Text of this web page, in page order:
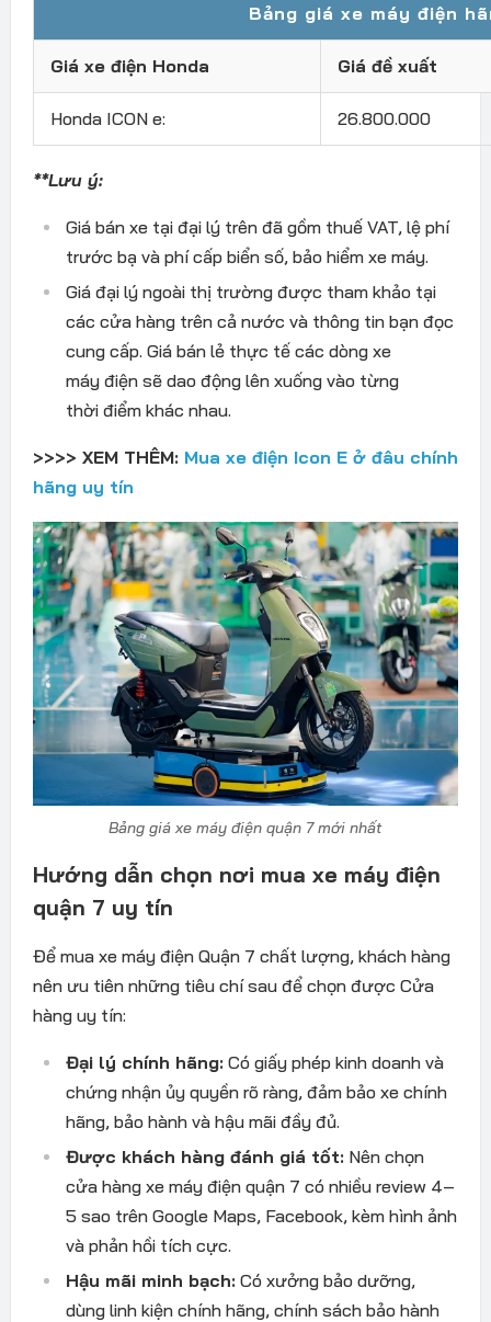
Bảng giá xe máy điện
Giá xe điện Honda Giá đề xuất
Honda ICON e: 26.800.000
**Lưu ý:
Giá bán xe tại đại lý trên đã gồm thuế VAT, lệ phí
trước bạ và phí cấp biển số, bảo hiểm xe máy.
Giá đại lý ngoài thị trường được tham khảo tại
các cửa hàng trên cả nước và thông tin bạn đọc
cung cấp. Giá bán lẻ thực tế các dòng xe
máy điện sẽ dao động lên xuống vào từng
thời điểm khác nhau.
>>>> XEM THÊM: Mua xe điện Icon E ở đâu chính
hãng uy tín
Bảng giá xe máy điện quận 7 mới nhất
Hướng dẫn chọn nơi mua xe máy điện
quận 7 uy tín
Để mua xe máy điện Quận 7 chất lượng, khách hàng
nên ưu tiên những tiêu chí sau để chọn được Cửa
hàng uy tín:
Đại lý chính hãng:Có giấy phép kinh doanh và
chứng nhận ủy quyền rõ ràng, đảm bảo xe chính
hãng, bảo hành và hậu mãi đầy đủ.
Được khách hàng đánh giá tốt:Nên chọn
cửa hàng xe máy điện quận 7 có nhiều review 4–
5 sao trên Google Maps, Facebook, kèm hình ảnh
và phản hồi tích cực.
Hậu mãi minh bạch:Có xưởng bảo dưỡng,
dùng linh kiện chính hãng, chính sách bảo hành